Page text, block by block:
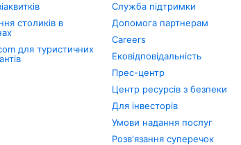
столиків в
для туристичних
Служба підтримки
Допомога партнерам
Careers
Ековідповідальність
Прес-центр
Центр ресурсів з безпеки
Для інвесторів
Умови надання послуг
Розв'язання суперечок